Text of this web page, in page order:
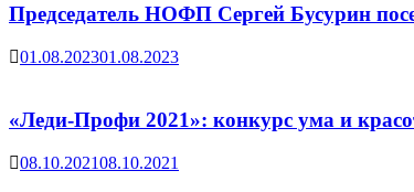
Председатель НОФП Сергей Бусурин
01.08.202301.08.2023
«Леди-Профи 2021»: конкурс ума и
08.10.202108.10.2021